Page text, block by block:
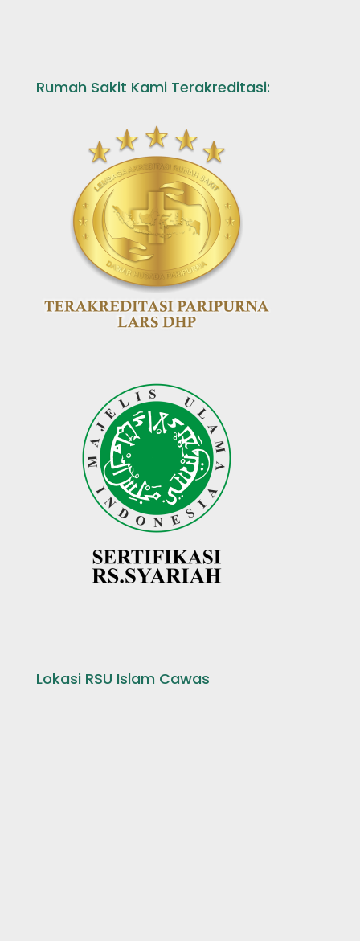
Rumah Sakit Kami Terakreditasi:
Lokasi RSU Islam Cawas